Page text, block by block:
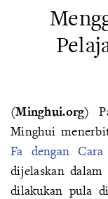
(Minghui.org)
Minghui
Fa dengan
dijelaskan
dilakukan pula